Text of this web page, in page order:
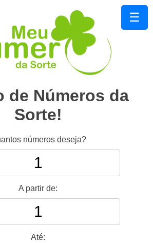
☰
de Números da
Sorte!
números deseja?
A partir de:
Até: